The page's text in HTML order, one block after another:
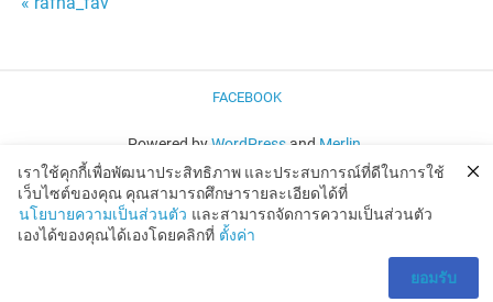
แนะแนว
FACEBOOK
Powered byWordPress and Merlin
เราใช้คุกกี้เพื่อพัฒนาประสิทธิภาพ และประสบการณ์ที่ดีในการใช้
เว็บไซต์ของคุณ คุณสามารถศึกษารายละเอียดได้ที่
นโยบายความเป็นส่วนตัว และสามารถจัดการความเป็นส่วนตัว
เองได้ของคุณได้เองโดยคลิกที่ ตั้งค่า
ยอมรับ